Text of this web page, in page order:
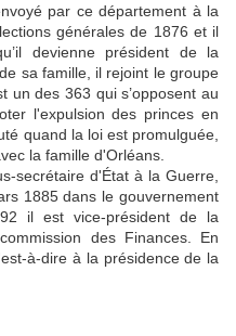
par ce département à la
générales de 1876 et il
devienne président de la
sa famille, il rejoint le groupe
un des 363 qui s’opposent au
l'expulsion des princes en
quand la loi est promulguée,
la famille d'Orléans.
secrétaire d'État à la Guerre,
1885 dans le gouvernement
il est vice-président de la
des Finances. En
à-dire à la présidence de la